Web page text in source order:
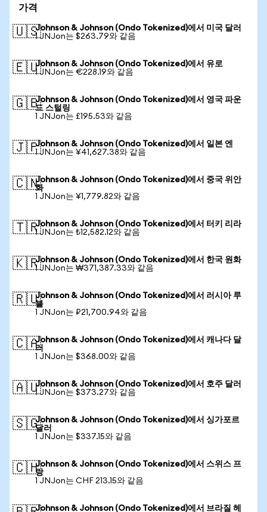
가격
🇺🇸Johnson & Johnson (Ondo Tokenized)에서 미국 달러
1 JNJon는 $263.79와 같음
🇪🇺Johnson & Johnson (Ondo Tokenized)에서 유로
1 JNJon는 €228.19와 같음
🇬🇧Johnson & Johnson (Ondo Tokenized)에서 영국 파운
드 스털링
1 JNJon는 £195.53와 같음
🇯🇵Johnson & Johnson (Ondo Tokenized)에서 일본 엔
1 JNJon는 ¥41,627.38와 같음
🇨🇳Johnson & Johnson (Ondo Tokenized)에서 중국 위안
화
1 JNJon는 ¥1,779.82와 같음
🇹🇷Johnson & Johnson (Ondo Tokenized)에서 터키 리라
1 JNJon는 ₺12,582.12와 같음
🇰🇷Johnson & Johnson (Ondo Tokenized)에서 한국 원화
1 JNJon는 ₩371,387.33와 같음
🇷🇺Johnson & Johnson (Ondo Tokenized)에서 러시아 루
블
1 JNJon는 ₽21,700.94와 같음
🇨🇦Johnson & Johnson (Ondo Tokenized)에서 캐나다 달
러
1 JNJon는 $368.00와 같음
🇦🇺Johnson & Johnson (Ondo Tokenized)에서 호주 달러
1 JNJon는 $373.27와 같음
🇸🇬Johnson & Johnson (Ondo Tokenized)에서 싱가포르
달러
1 JNJon는 $337.15와 같음
🇨🇭Johnson & Johnson (Ondo Tokenized)에서 스위스 프
랑
1 JNJon는 CHF 213.15와 같음
Johnson & Johnson (Ondo Tokenized)에서 브라질 헤